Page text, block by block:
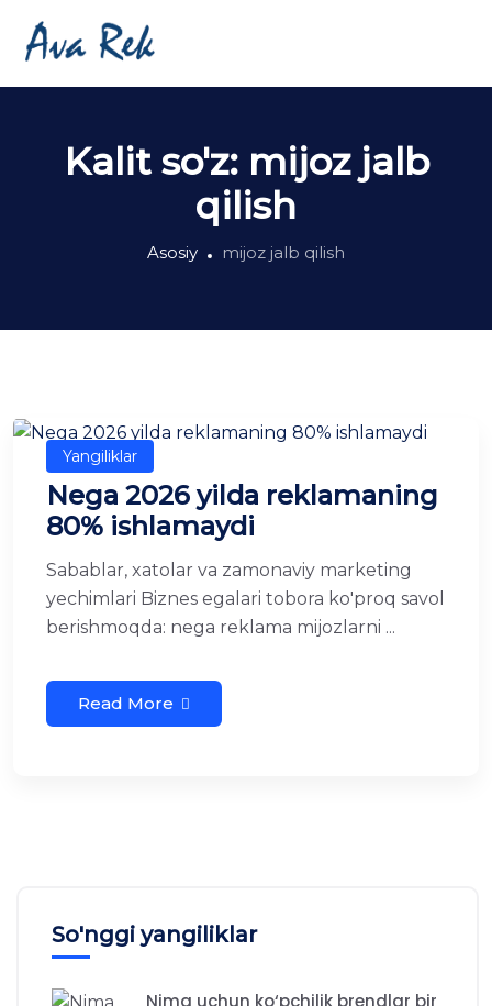
Kalit so'z: mijoz jalb
qilish
Asosiy mijoz jalb qilish
Yangiliklar
Nega 2026 yilda reklamaning
80% ishlamaydi
Sabablar, xatolar va zamonaviy marketing
yechimlari Biznes egalari tobora ko'proq savol
berishmoqda: nega reklama mijozlarni ...
Read More
So'nggi yangiliklar
Nima uchun ko‘pchilik brendlar bir